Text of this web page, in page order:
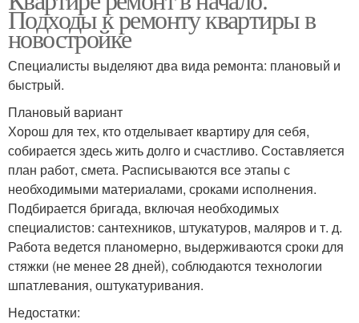
Подходы к ремонту квартиры в
новостройке
Специалисты выделяют два вида ремонта: плановый и
быстрый.
Плановый вариант
Хорош для тех, кто отделывает квартиру для себя,
собирается здесь жить долго и счастливо. Составляется
план работ, смета. Расписываются все этапы с
необходимыми материалами, сроками исполнения.
Подбирается бригада, включая необходимых
специалистов: сантехников, штукатуров, маляров и т. д.
Работа ведется планомерно, выдерживаются сроки для
стяжки (не менее 28 дней), соблюдаются технологии
шпатлевания, оштукатуривания.
Недостатки: